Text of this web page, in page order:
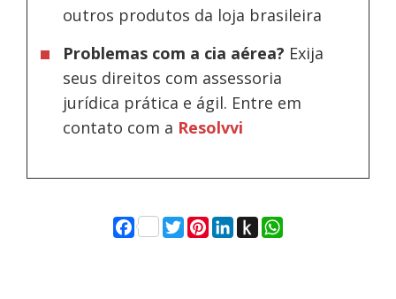
outros produtos da loja brasileira
Problemas com a cia aérea? Exija
seus direitos com assessoria
jurídica prática e ágil. Entre em
contato com a Resolvvi
Facebook
Twitter
Pinterest
LinkedIn
Push
to
WhatsApp